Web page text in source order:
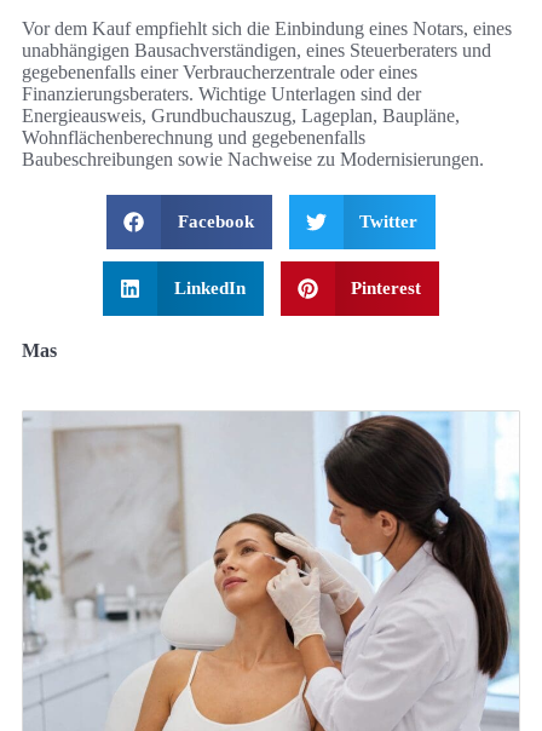
Vor dem Kauf empfiehlt sich die Einbindung eines Notars, eines
unabhängigen Bausachverständigen, eines Steuerberaters und
gegebenenfalls einer Verbraucherzentrale oder eines
Finanzierungsberaters. Wichtige Unterlagen sind der
Energieausweis, Grundbuchauszug, Lageplan, Baupläne,
Wohnflächenberechnung und gegebenenfalls
Baubeschreibungen sowie Nachweise zu Modernisierungen.
Facebook Twitter
LinkedIn Pinterest
Mas